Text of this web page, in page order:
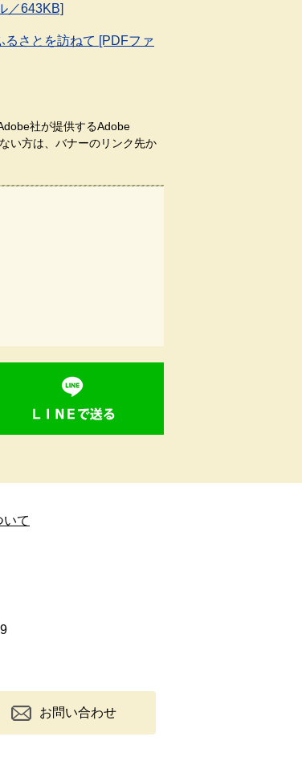
／643KB]
さとを訪ねて [PDFファ
社が提供するAdobe
い方は、バナーのリンク先か
いて
お問い合わせ